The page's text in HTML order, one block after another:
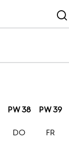
PW 38 PW 39
DO FR